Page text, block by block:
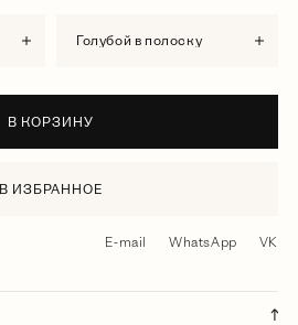
голубой в полоску
В КОРЗИНУ
В ИЗБРАННОЕ
E-mail WhatsApp VK